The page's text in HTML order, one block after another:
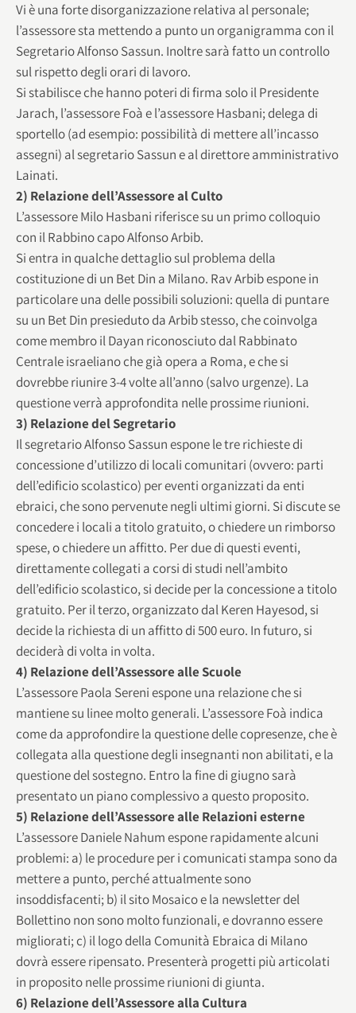
Vi è una forte disorganizzazione relativa al personale;
l’assessore sta mettendo a punto un organigramma con il
Segretario Alfonso Sassun. Inoltre sarà fatto un controllo
sul rispetto degli orari di lavoro.
Si stabilisce che hanno poteri di firma solo il Presidente
Jarach, l’assessore Foà e l’assessore Hasbani; delega di
sportello (ad esempio: possibilità di mettere all’incasso
assegni) al segretario Sassun e al direttore amministrativo
Lainati.
2) Relazione dell’Assessore al Culto
L’assessore Milo Hasbani riferisce su un primo colloquio
con il Rabbino capo Alfonso Arbib.
Si entra in qualche dettaglio sul problema della
costituzione di un Bet Din a Milano. Rav Arbib espone in
particolare una delle possibili soluzioni: quella di puntare
su un Bet Din presieduto da Arbib stesso, che coinvolga
come membro il Dayan riconosciuto dal Rabbinato
Centrale israeliano che già opera a Roma, e che si
dovrebbe riunire 3-4 volte all’anno (salvo urgenze). La
questione verrà approfondita nelle prossime riunioni.
3) Relazione del Segretario
Il segretario Alfonso Sassun espone le tre richieste di
concessione d’utilizzo di locali comunitari (ovvero: parti
dell’edificio scolastico) per eventi organizzati da enti
ebraici, che sono pervenute negli ultimi giorni. Si discute se
concedere i locali a titolo gratuito, o chiedere un rimborso
spese, o chiedere un affitto. Per due di questi eventi,
direttamente collegati a corsi di studi nell’ambito
dell’edificio scolastico, si decide per la concessione a titolo
gratuito. Per il terzo, organizzato dal Keren Hayesod, si
decide la richiesta di un affitto di 500 euro. In futuro, si
deciderà di volta in volta.
4) Relazione dell’Assessore alle Scuole
L’assessore Paola Sereni espone una relazione che si
mantiene su linee molto generali. L’assessore Foà indica
come da approfondire la questione delle copresenze, che è
collegata alla questione degli insegnanti non abilitati, e la
questione del sostegno. Entro la fine di giugno sarà
presentato un piano complessivo a questo proposito.
5) Relazione dell’Assessore alle Relazioni esterne
L’assessore Daniele Nahum espone rapidamente alcuni
problemi: a) le procedure per i comunicati stampa sono da
mettere a punto, perché attualmente sono
insoddisfacenti; b) il sito Mosaico e la newsletter del
Bollettino non sono molto funzionali, e dovranno essere
migliorati; c) il logo della Comunità Ebraica di Milano
dovrà essere ripensato. Presenterà progetti più articolati
in proposito nelle prossime riunioni di giunta.
6) Relazione dell’Assessore alla Cultura